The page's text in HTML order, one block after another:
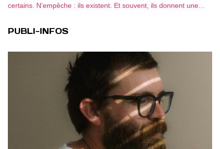
certains. N’empêche : ils existent. Et souvent, ils donnent une…
PUBLI-INFOS